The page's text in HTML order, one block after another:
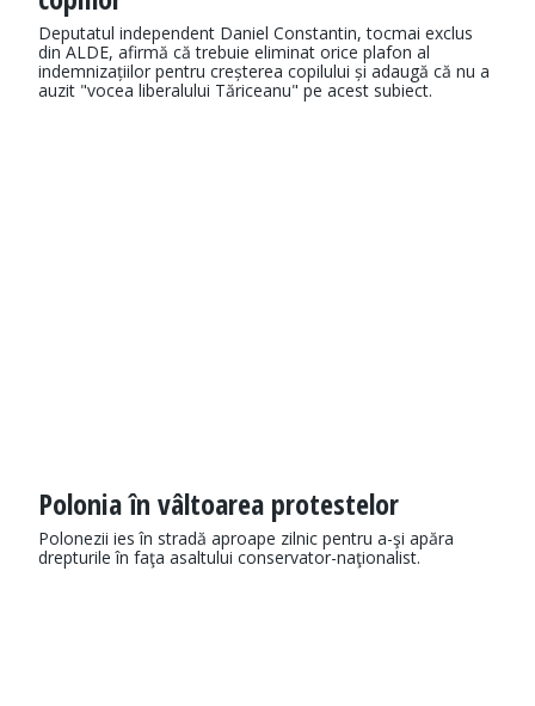
Deputatul independent Daniel Constantin, tocmai exclus
din ALDE, afirmă că trebuie eliminat orice plafon al
indemnizațiilor pentru creșterea copilului și adaugă că nu a
auzit "vocea liberalului Tăriceanu" pe acest subiect.
Polonia în vâltoarea protestelor
Polonezii ies în stradă aproape zilnic pentru a-şi apăra
drepturile în faţa asaltului conservator-naţionalist.